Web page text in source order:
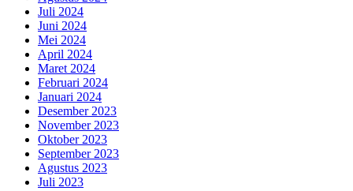
Juli 2024
Juni 2024
Mei 2024
April 2024
Maret 2024
Februari 2024
Januari 2024
Desember 2023
November 2023
Oktober 2023
September 2023
Agustus 2023
Juli 2023